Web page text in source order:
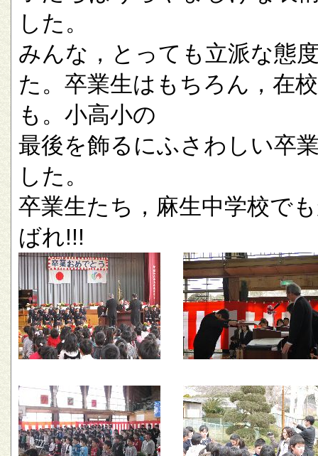
した。
みんな，とっても立派な態
た。卒業生はもちろん，在
も。小高小の
最後を飾るにふさわしい卒
した。
卒業生たち，麻生中学校で
ばれ!!!